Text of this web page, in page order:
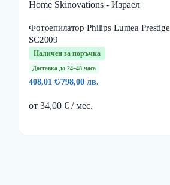
Home Skinovations - Израел
Фотоепилатор Philips Lumea Prestige
SC2009
Наличен за поръчка
Доставка до 24–48 часа
408,01 €/798,00 лв.
от 34,00 € / мес.